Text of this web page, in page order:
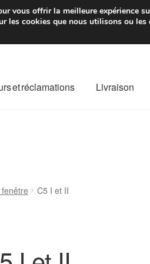
de 7 EUR
et réclamations Livraison
C5 I et II
vous offrir la meilleure expérience
les cookies que nous utilisons ou les